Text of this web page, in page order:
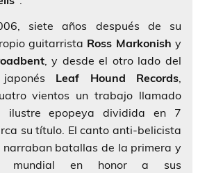
siete años después de su
guitarrista Ross Markonish y
, y desde el otro lado del
Leaf Hound Records,
vientos un trabajo llamado
epopeya dividida en 7
su título. El canto anti-belicista
narraban batallas de la primera y
mundial en honor a sus